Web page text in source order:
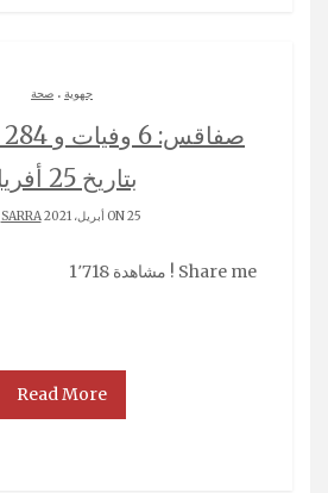
جهوية . صحة
بتاريخ 25 أفريل
ON 25 أبريل، 2021 BY SARRA
Share me ! مشاهدة 1٬718
Read More